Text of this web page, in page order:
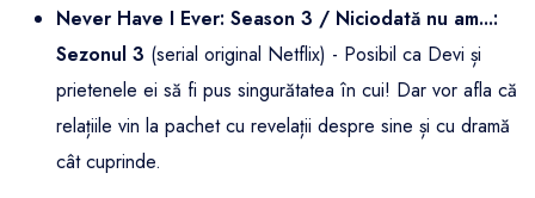
Never Have I Ever: Season 3 / Niciodată nu am...:
Sezonul 3 (serial original Netflix) - Posibil ca Devi și
prietenele ei să fi pus singurătatea în cui! Dar vor afla că
relațiile vin la pachet cu revelații despre sine și cu dramă
cât cuprinde.